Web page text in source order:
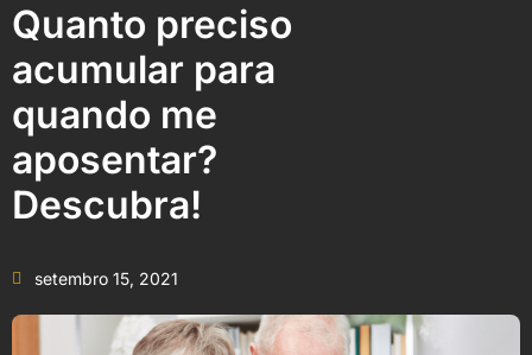
Quanto preciso
acumular para
quando me
aposentar?
Descubra!
setembro 15, 2021